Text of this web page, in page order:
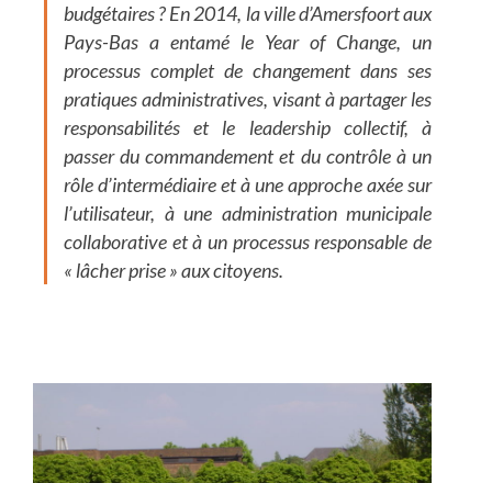
budgétaires ? En 2014, la ville d’Amersfoort aux
Pays-Bas a entamé le Year of Change, un
processus complet de changement dans ses
pratiques administratives, visant à partager les
responsabilités et le leadership collectif, à
passer du commandement et du contrôle à un
rôle d’intermédiaire et à une approche axée sur
l’utilisateur, à une administration municipale
collaborative et à un processus responsable de
« lâcher prise » aux citoyens.